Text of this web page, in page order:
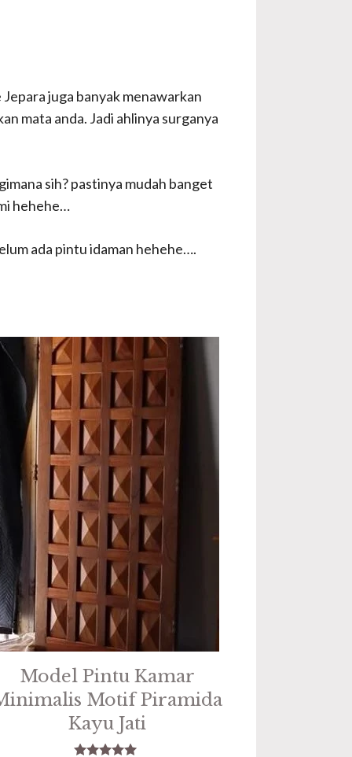
juga banyak menawarkan
mata anda. Jadi ahlinya surganya
sih? pastinya mudah banget
hehehe…
ada pintu idaman hehehe….
Model Pintu Kamar
Motif Piramida
Kayu Jati